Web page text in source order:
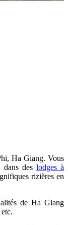
Ha Giang. Vous
dans deslodges à
rizières en
de Ha Giang